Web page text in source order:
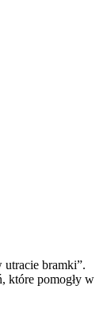
utracie bramki”.
które pomogły w